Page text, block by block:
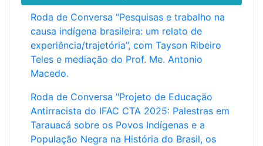
No coração pulsante da Amazônia, a importância dos
Povos Indígenas se torna ainda mais crucial. Como
guardiões milenares desta floresta exuberante, eles
desenvolveram um intrincado conhecimento ecológico,
essencial para a manutenção de sua biodiversidade e
para o equilíbrio climático global. Suas práticas de
e sua profunda conexão espiritual com a floresta são
lições valiosas para o mundo, oferecendo caminhos para
uma coexistência mais harmoniosa com o meio
ambiente.
Roda de Conversa “Pesquisas e trabalho na
causa indígena brasileira: um relato de
experiência/trajetória”, com Tayson Ribeiro
Teles e mediação do Prof. Me. Antonio
Macedo.
Roda de Conversa "Projeto de Educação
Antirracista do IFAC CTA 2025: Palestras em
Tarauacá sobre os Povos Indígenas e a
População Negra na História do Brasil, os